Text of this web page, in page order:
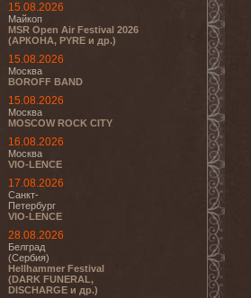
15.08.2026
Майкоп
MSR Open Air Festival 2026
(АРКОНА, PYRE и др.)
15.08.2026
Москва
BOROFF BAND
15.08.2026
Москва
MOSCOW ROCK CITY
16.08.2026
Москва
VIO-LENCE
17.08.2026
Санкт-
Петербург
VIO-LENCE
28.08.2026
Белград
(Сербия)
Hellhammer Festival
(DARK FUNERAL,
DISCHARGE и др.)